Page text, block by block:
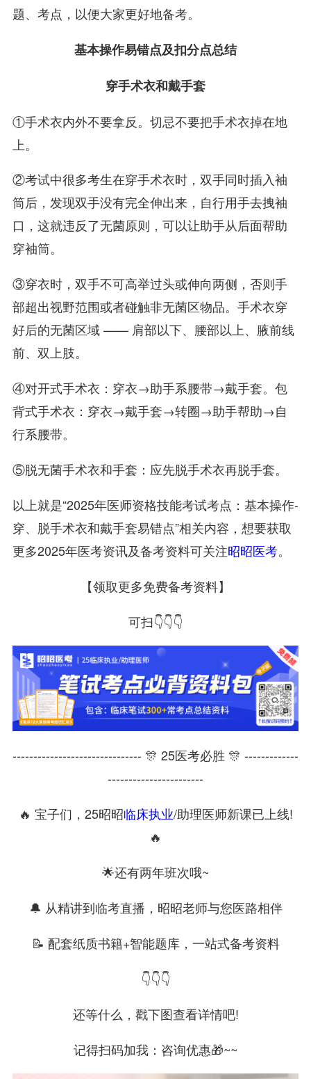
题、考点，以便大家更好地备考。
基本操作易错点及扣分点总结
穿手术衣和戴手套
①手术衣内外不要拿反。切忌不要把手术衣掉在地
上。
②考试中很多考生在穿手术衣时，双手同时插入袖
筒后，发现双手没有完全伸出来，自行用手去拽袖
口，这就违反了无菌原则，可以让助手从后面帮助
穿袖筒。
③穿衣时，双手不可高举过头或伸向两侧，否则手
部超出视野范围或者碰触非无菌区物品。手术衣穿
好后的无菌区域 —— 肩部以下、腰部以上、腋前线
前、双上肢。
④对开式手术衣：穿衣→助手系腰带→戴手套。包
背式手术衣：穿衣→戴手套→转圈→助手帮助→自
行系腰带。
⑤脱无菌手术衣和手套：应先脱手术衣再脱手套。
以上就是“2025年医师资格技能考试考点：基本操作-
穿、脱手术衣和戴手套易错点”相关内容，想要获取
更多2025年医考资讯及备考资料可关注昭昭医考。
【领取更多免费备考资料】
可扫👇👇👇
------------------------------- 🎊 25医考必胜 🎊 -------------
-----------------------
🔥 宝子们，25昭昭临床执业/助理医师新课已上线!
🔥
🌟还有两年班次哦~
🔔 从精讲到临考直播，昭昭老师与您医路相伴
📝 配套纸质书籍+智能题库，一站式备考资料
👇👇👇
还等什么，戳下图查看详情吧!
记得扫码加我：咨询优惠🎁~~